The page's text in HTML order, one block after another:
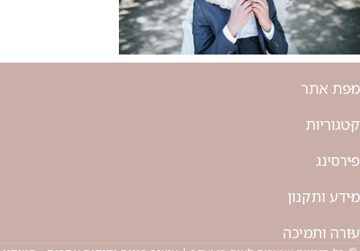
מפת אתר
קטגוריות
פירסינג
מידע ותקנון
עזרה ותמיכה